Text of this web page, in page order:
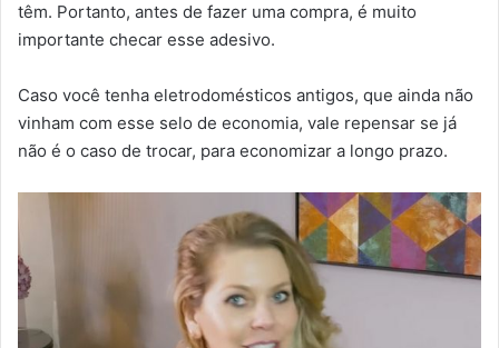
têm. Portanto, antes de fazer uma compra, é muito
importante checar esse adesivo.
Caso você tenha eletrodomésticos antigos, que ainda não
vinham com esse selo de economia, vale repensar se já
não é o caso de trocar, para economizar a longo prazo.